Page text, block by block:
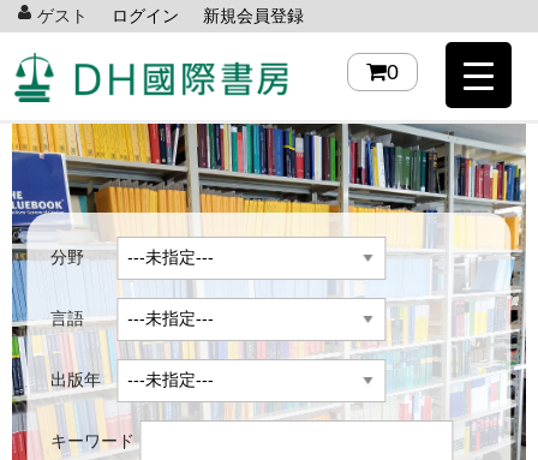
ゲスト ログイン 新規会員登録
0
分野
言語
出版年
キーワード